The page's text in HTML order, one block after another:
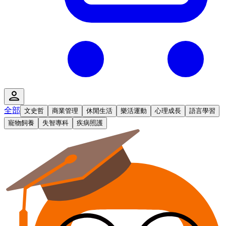
全部 文史哲 商業管理 休閒生活 樂活運動 心理成長
語言學習
寵物飼養
失智專科 疾病照護